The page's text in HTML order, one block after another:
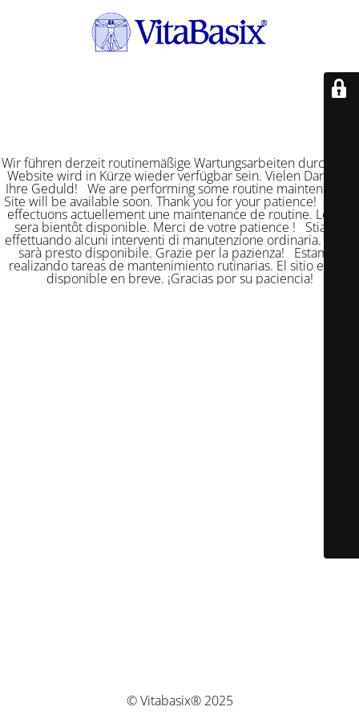
Wir führen derzeit routinemäßige Wartungsarbeiten durch. Die
Website wird in Kürze wieder verfügbar sein. Vielen Dank für
Ihre Geduld! We are performing some routine maintenance.
Site will be available soon. Thank you for your patience! Nous
effectuons actuellement une maintenance de routine. Le site
sera bientôt disponible. Merci de votre patience ! Stiamo
effettuando alcuni interventi di manutenzione ordinaria. Il sito
sarà presto disponibile. Grazie per la pazienza! Estamos
realizando tareas de mantenimiento rutinarias. El sitio estará
disponible en breve. ¡Gracias por su paciencia!
© Vitabasix® 2025